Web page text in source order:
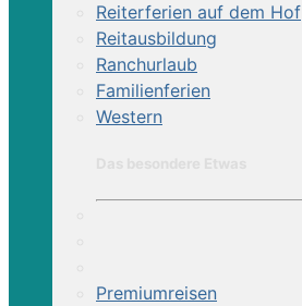
Reiterferien auf dem Hof
Reitausbildung
Ranchurlaub
Familienferien
Western
Premiumreisen